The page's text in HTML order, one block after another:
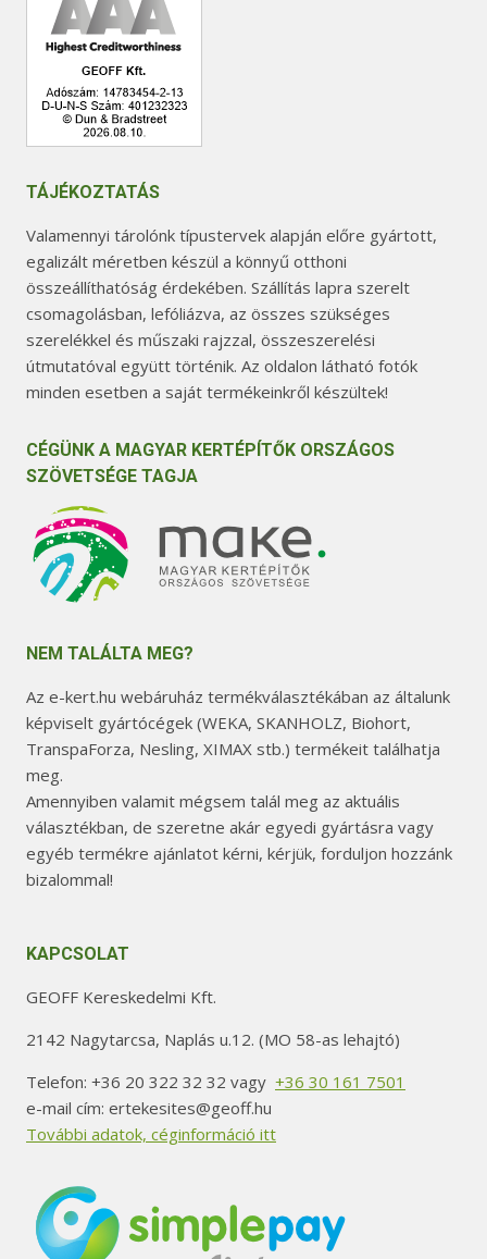
TÁJÉKOZTATÁS
Valamennyi tárolónk típustervek alapján előre gyártott,
egalizált méretben készül a könnyű otthoni
összeállíthatóság érdekében. Szállítás lapra szerelt
csomagolásban, lefóliázva, az összes szükséges
szerelékkel és műszaki rajzzal, összeszerelési
útmutatóval együtt történik. Az oldalon látható fotók
minden esetben a saját termékeinkről készültek!
CÉGÜNK A MAGYAR KERTÉPÍTŐK ORSZÁGOS
SZÖVETSÉGE TAGJA
NEM TALÁLTA MEG?
Az e-kert.hu webáruház termékválasztékában az általunk
képviselt gyártócégek (WEKA, SKANHOLZ, Biohort,
TranspaForza, Nesling, XIMAX stb.) termékeit találhatja
meg.
Amennyiben valamit mégsem talál meg az aktuális
választékban, de szeretne akár egyedi gyártásra vagy
egyéb termékre ajánlatot kérni, kérjük, forduljon hozzánk
bizalommal!
KAPCSOLAT
GEOFF Kereskedelmi Kft.
2142 Nagytarcsa, Naplás u.12. (MO 58-as lehajtó)
Telefon: +36 20 322 32 32 vagy +36 30 161 7501
e-mail cím: ertekesites@geoff.hu
További adatok, céginformáció itt